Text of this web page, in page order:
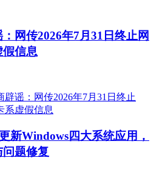
网传2026年7月31日终止网
信息
新Windows四大系统应用，
题修复